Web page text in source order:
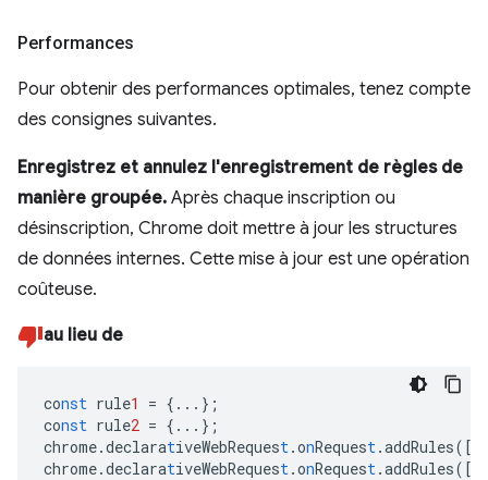
Performances
Pour obtenir des performances optimales, tenez compte
des consignes suivantes.
Enregistrez et annulez l'enregistrement de règles de
manière groupée. Après chaque inscription ou
désinscription, Chrome doit mettre à jour les structures
de données internes. Cette mise à jour est une opération
coûteuse.
au lieu de
const rule1 = { ... } ;
const rule2 = { ... } ;
chrome.declarativeWebRequest.onRequest.addRules( [
chrome.declarativeWebRequest.onRequest.addRules( [